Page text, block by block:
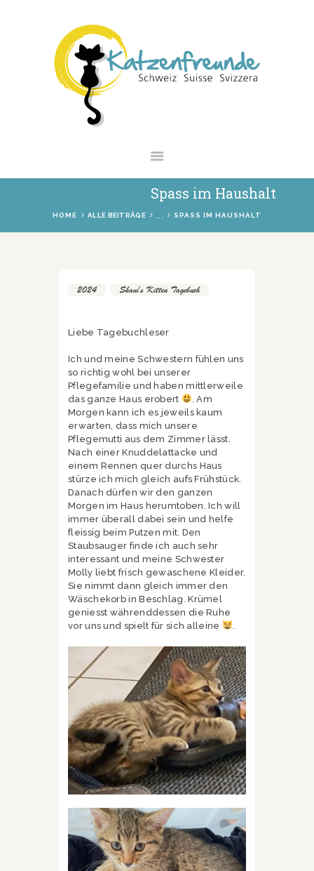
Spass im Haushalt
HOME ALLE BEITRÄGE SPASS IM HAUSHALT
NEWS
VERMITTLUNG
INTERESSANTES
SHOP
2024 Shani's Kitten Tagebuch
Liebe Tagebuchleser
Ich und meine Schwestern fühlen uns
so richtig wohl bei unserer
Pflegefamilie und haben mittlerweile
das ganze Haus erobert
. Am
Morgen kann ich es jeweils kaum
erwarten, dass mich unsere
Pflegemutti aus dem Zimmer lässt.
Nach einer Knuddelattacke und
einem Rennen quer durchs Haus
stürze ich mich gleich aufs Frühstück.
Danach dürfen wir den ganzen
Morgen im Haus herumtoben. Ich will
immer überall dabei sein und helfe
fleissig beim Putzen mit. Den
Staubsauger finde ich auch sehr
interessant und meine Schwester
Molly liebt frisch gewaschene Kleider.
Sie nimmt dann gleich immer den
Wäschekorb in Beschlag. Krümel
geniesst währenddessen die Ruhe
vor uns und spielt für sich alleine
.